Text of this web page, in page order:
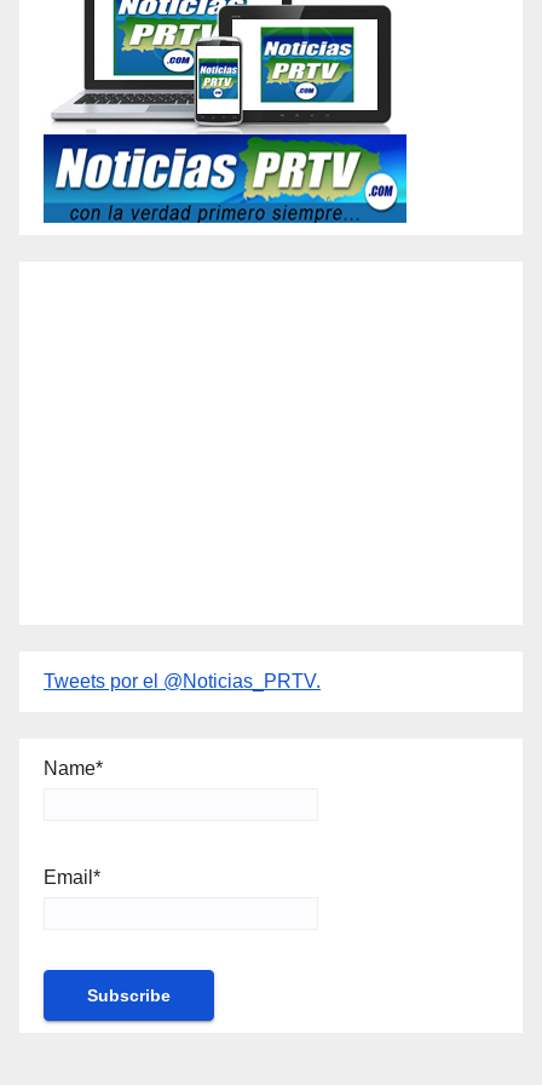
Tweets por el @Noticias_PRTV.
Name*
Email*